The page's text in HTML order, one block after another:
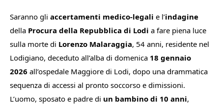
Saranno gli accertamenti medico-legali e l’indagine
della Procura della Repubblica di Lodi a fare piena luce
sulla morte di Lorenzo Malaraggia, 54 anni, residente nel
Lodigiano, deceduto all’alba di domenica 18 gennaio
2026 all’ospedale Maggiore di Lodi, dopo una drammatica
sequenza di accessi al pronto soccorso e dimissioni.
L’uomo, sposato e padre di un bambino di 10 anni,